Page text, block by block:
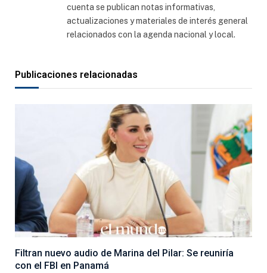
cuenta se publican notas informativas,
actualizaciones y materiales de interés general
relacionados con la agenda nacional y local.
Publicaciones relacionadas
Filtran nuevo audio de Marina del Pilar: Se reuniría
con el FBI en Panamá